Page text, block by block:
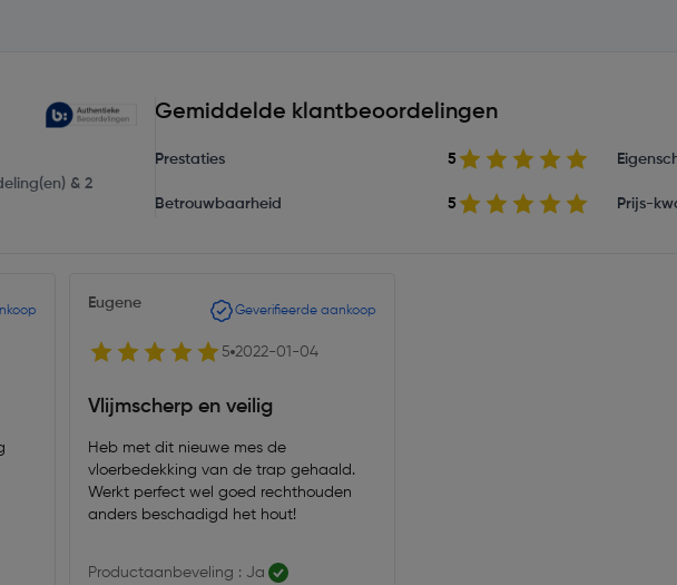
& 2
Gemiddelde klantbeoordelingen
Prestaties 5
Betrouwbaarheid 5 Prijs-
Eugene Geverifieerde aankoop
5 2022-01-04
Vlijmscherp en veilig
Heb met dit nieuwe mes de
vloerbedekking van de trap gehaald.
Werkt perfect wel goed rechthouden
anders beschadigd het hout!
Productaanbeveling : Ja